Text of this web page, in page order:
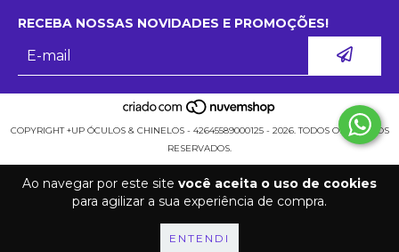
Ao navegar por este site você aceita o uso de cookies
para agilizar a sua experiência de compra.
ENTENDI
RECEBA NOSSAS NOVIDADES E PROMOÇÕES!
COPYRIGHT +UP ÓCULOS & CHINELOS - 42645589000125 - 2026. TODOS OS DIREITOS
RESERVADOS.